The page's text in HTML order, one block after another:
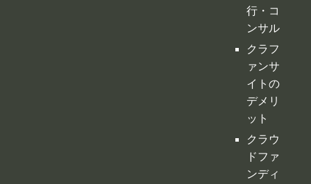
行・コ
ンサル
クラフ
ァンサ
イトの
デメリ
ット
クラウ
ドファ
ンディ